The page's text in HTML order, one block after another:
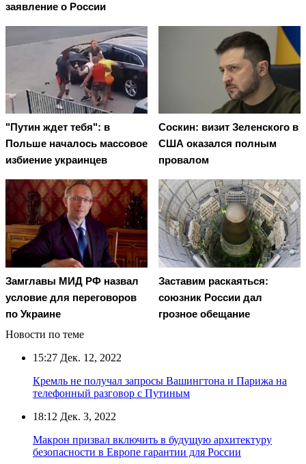
заявление о России
"Путин ждет тебя": в
Польше началось массовое
избиение украинцев
Соскин: визит Зеленского в
США оказался полным
провалом
Замглавы МИД РФ назвал
условие для переговоров
по Украине
Заставим раскаяться:
союзник России дал
грозное обещание
Новости по теме
15:27 Дек. 12, 2022
Кремль не получал запросы Вашингтона и Парижа на
телефонный разговор с Путиным
18:12 Дек. 3, 2022
Макрон призвал включить в будущую архитектуру
безопасности в Европе гарантии для России